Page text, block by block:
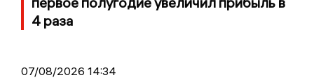
4 раза
07/08/2026 14:34